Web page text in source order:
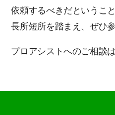
依頼するべきだというこ
長所短所を踏まえ、ぜひ
プロアシストへのご相談